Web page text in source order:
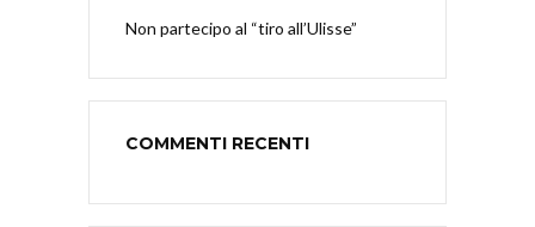
Non partecipo al “tiro all’Ulisse”
COMMENTI RECENTI